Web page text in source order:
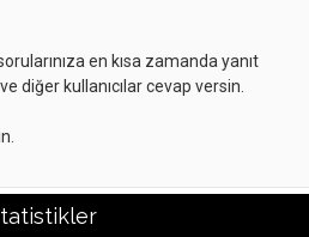
en kısa zamanda yanıt
diğer kullanıcılar cevap versin.